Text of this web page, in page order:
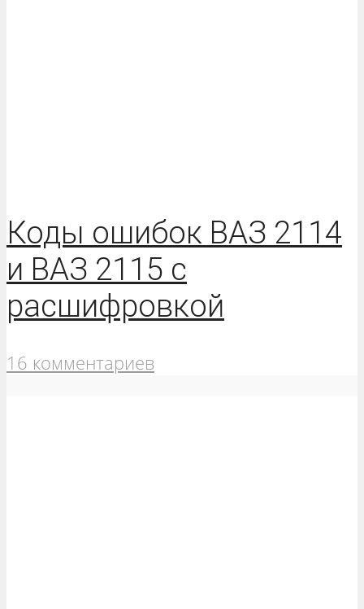
Коды ошибок ВАЗ 2114
и ВАЗ 2115 с
расшифровкой
16 комментариев